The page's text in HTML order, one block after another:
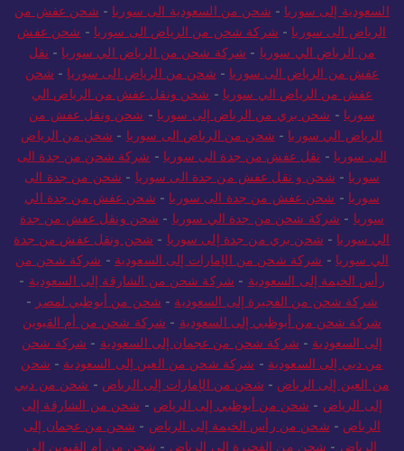
السعودية إلى سوريا - شحن من السعودية الى سوريا - شحن عفش من
الرياض الى سوريا - شركة شحن من الرياض الى سوريا - شحن عفش
من الرياض الي سوريا - شركة شحن من الرياض الي سوريا - نقل
عفش من الرياض الى سوريا - شحن من الرياض الى سوريا - شحن
عفش من الرياض الي سوريا - شحن ونقل عفش من الرياض الي
سوريا - شحن بري من الرياض إلى سوريا - شحن ونقل عفش من
الرياض الي سوريا - شحن من الرياض الى سوريا - شحن من الرياض
الى سوريا - نقل عفش من جدة الى سوريا - شركة شحن من جدة الى
سوريا - شحن و نقل عفش من جدة الى سوريا - شحن من جدة الى
سوريا - شحن عفش من جدة الى سوريا - شحن عفش من جدة الي
سوريا - شركة شحن من جدة الي سوريا - شحن ونقل عفش من جدة
الي سوريا - شحن بري من جدة إلى سوريا - شحن ونقل عفش من جدة
الي سوريا - شركة شحن من الإمارات إلى السعودية - شركة شحن من
رأس الخيمة إلى السعودية - شركة شحن من الشارقة إلى السعودية -
شركة شحن من الفجيرة إلى السعودية - شحن من أبوظبي لمصر -
شركة شحن من أبوظبي إلى السعودية - شركة شحن من أم القيوين
إلى السعودية - شركة شحن من عجمان إلى السعودية - شركة شحن
من دبي إلى السعودية - شركة شحن من العين إلى السعودية - شحن
من العين إلى الرياض - شحن من الإمارات إلى الرياض - شحن من دبي
إلى الرياض - شحن من أبوظبي إلى الرياض - شحن من الشارقة إلى
الرياض - شحن من رأس الخيمة إلى الرياض - شحن من عجمان إلى
الرياض - شحن من الفجيرة إلى الرياض - شحن من أم القيوين إلى